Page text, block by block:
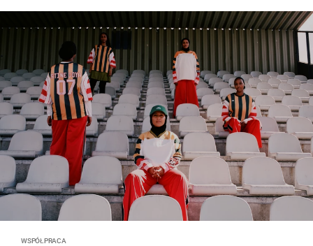
WSPÓŁPRACA